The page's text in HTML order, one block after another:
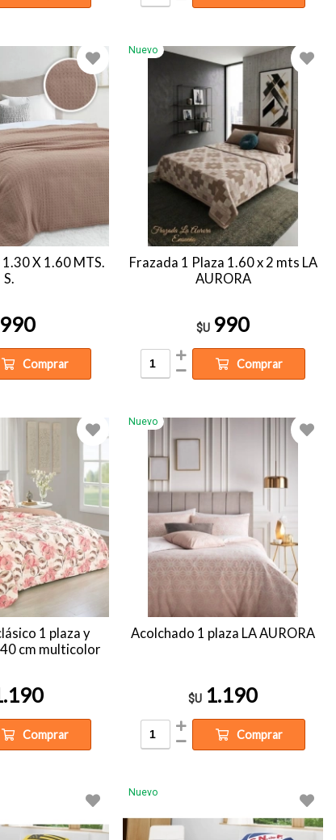
X 1.60 MTS.
S.
990
Comprar
Nuevo
Frazada 1 Plaza 1.60 x 2 mts LA
AURORA
$U 990
Comprar
1 plaza y
cm multicolor
Comprar
Nuevo
Acolchado 1 plaza LA AURORA
$U 1.190
Comprar
Nuevo